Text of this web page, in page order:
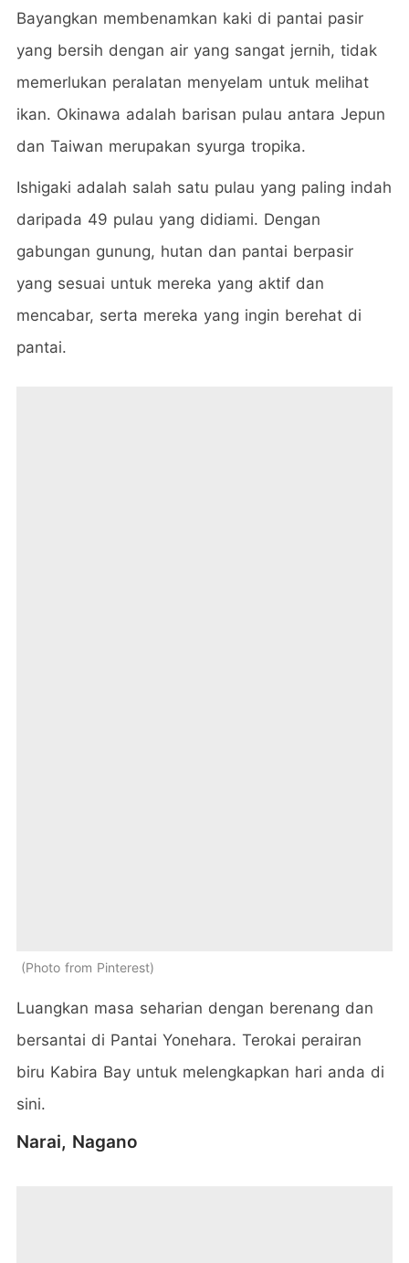
Bayangkan membenamkan kaki di pantai pasir
yang bersih dengan air yang sangat jernih, tidak
memerlukan peralatan menyelam untuk melihat
ikan. Okinawa adalah barisan pulau antara Jepun
dan Taiwan merupakan syurga tropika.
Ishigaki adalah salah satu pulau yang paling indah
daripada 49 pulau yang didiami. Dengan
gabungan gunung, hutan dan pantai berpasir
yang sesuai untuk mereka yang aktif dan
mencabar, serta mereka yang ingin berehat di
pantai.
Photo from Pinterest
Luangkan masa seharian dengan berenang dan
bersantai di Pantai Yonehara. Terokai perairan
biru Kabira Bay untuk melengkapkan hari anda di
sini.
Narai, Nagano